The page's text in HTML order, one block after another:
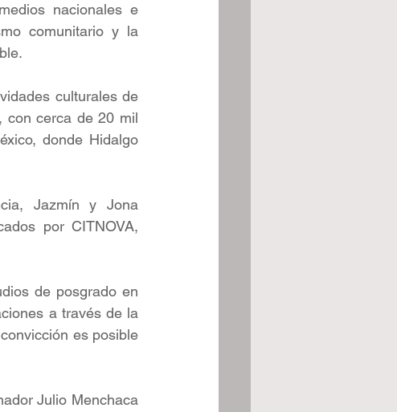
nacionales e
comunitario y la
culturales de
con cerca de 20 mil
donde Hidalgo
Jazmín y Jona
por CITNOVA,
de posgrado en
a través de la
es posible
Julio Menchaca